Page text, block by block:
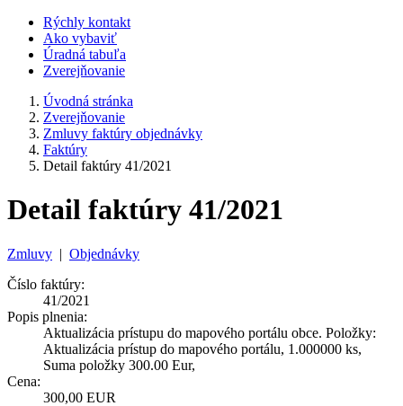
Rýchly kontakt
Ako vybaviť
Úradná tabuľa
Zverejňovanie
Úvodná stránka
Zverejňovanie
Zmluvy faktúry objednávky
Faktúry
Detail faktúry 41/2021
Detail faktúry 41/2021
Zmluvy | Objednávky
Číslo faktúry:
41/2021
Popis plnenia:
Aktualizácia prístupu do mapového portálu obce. Položky:
Aktualizácia prístup do mapového portálu, 1.000000 ks,
Suma položky 300.00 Eur,
Cena:
300,00 EUR